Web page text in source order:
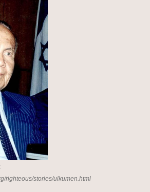
righteous/stories/ulkumen.html